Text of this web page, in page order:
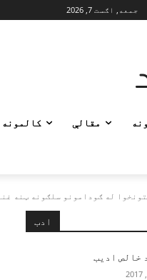
جمعه, اګست 7, 2026
مقالې کالمونه
له ګودامونو سلګونه ټنه
ادب
خالص ادیب